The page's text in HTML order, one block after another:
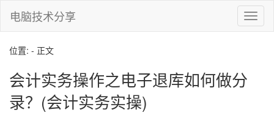
切
换
电脑技术分享
位置: - 正文
会计实务操作之电子退库如何做分
录？(会计实务实操)